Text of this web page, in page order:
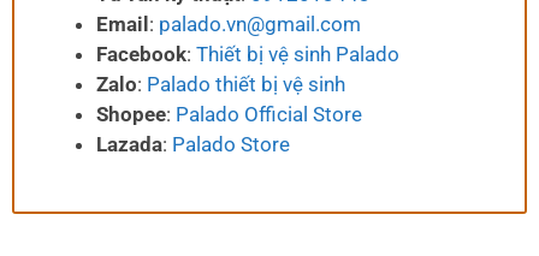
Email : palado.vn@gmail.com
Facebook: Thiết bị vệ sinh Palado
Zalo: Palado thiết bị vệ sinh
Shopee: Palado Official Store
Lazada: Palado Store